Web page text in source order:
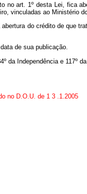
no art. 1º desta Lei, fica
vinculadas ao Ministério
do crédito de que
de sua publicação.
da Independência e 117º
no D.O.U. de 1 3 .1.2005